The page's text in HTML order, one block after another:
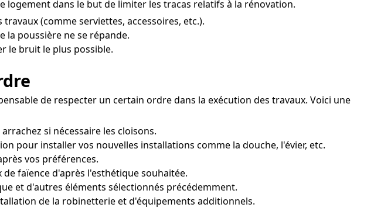
logement dans le but de limiter les tracas relatifs à la rénovation.
(comme serviettes, accessoires, etc.).
la poussière ne se répande.
le bruit le plus possible.
de respecter un certain ordre dans la exécution des travaux. Voici une
si nécessaire les cloisons.
pour installer vos nouvelles installations comme la douche, l'évier, etc.
vos préférences.
faïence d'après l'esthétique souhaitée.
et d'autres éléments sélectionnés précédemment.
de la robinetterie et d'équipements additionnels.